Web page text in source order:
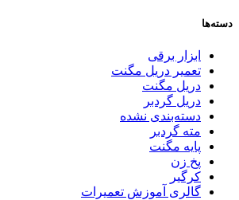
دسته‌ها
ابزار برقی
تعمیر دریل مگنت
دریل مگنت
دریل گردبر
دسته‌بندی نشده
مته گردبر
پایه مگنت
پخ زن
کرگیر
گالری آموزش تعمیرات